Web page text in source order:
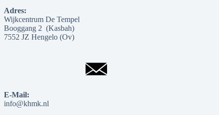
Adres:
Wijkcentrum De Tempel
Booggang 2 (Kasbah)
7552 JZ Hengelo (Ov)
E-Mail:
info@khmk.nl